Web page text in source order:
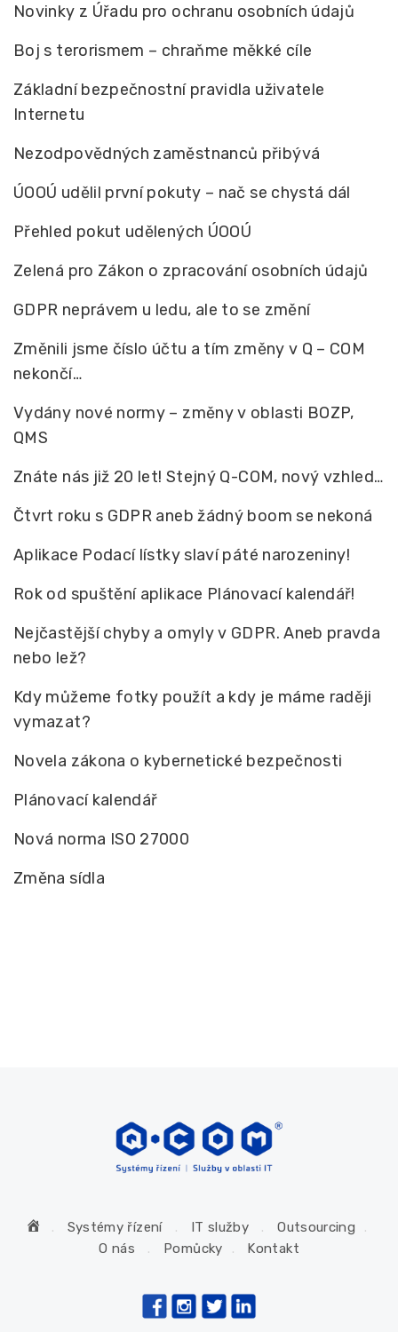
Novinky z Úřadu pro ochranu osobních údajů
Boj s terorismem – chraňme měkké cíle
Základní bezpečnostní pravidla uživatele
Internetu
Nezodpovědných zaměstnanců přibývá
ÚOOÚ udělil první pokuty – nač se chystá dál
Přehled pokut udělených ÚOOÚ
Zelená pro Zákon o zpracování osobních údajů
GDPR neprávem u ledu, ale to se změní
Změnili jsme číslo účtu a tím změny v Q – COM
nekončí…
Vydány nové normy – změny v oblasti BOZP,
QMS
Znáte nás již 20 let! Stejný Q-COM, nový vzhled…
Čtvrt roku s GDPR aneb žádný boom se nekoná
Aplikace Podací lístky slaví páté narozeniny!
Rok od spuštění aplikace Plánovací kalendář!
Nejčastější chyby a omyly v GDPR. Aneb pravda
nebo lež?
Kdy můžeme fotky použít a kdy je máme raději
vymazat?
Novela zákona o kybernetické bezpečnosti
Plánovací kalendář
Nová norma ISO 27000
Změna sídla
Systémy řízení IT služby
Outsourcing
O nás
Pomůcky Kontakt